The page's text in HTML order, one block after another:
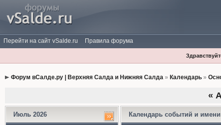
Перейти на сайт vSalde.ru Правила форума
Форум вСалде.ру | Верхняя Салда и Нижняя Салда» Календарь»
«
Июль 2026 Календарь событий и